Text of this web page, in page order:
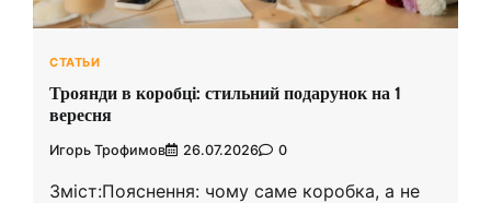
СТАТЬИ
Троянди в коробці: стильний подарунок на 1
вересня
Игорь Трофимов 26.07.2026 0
Зміст:Пояснення: чому саме коробка, а не